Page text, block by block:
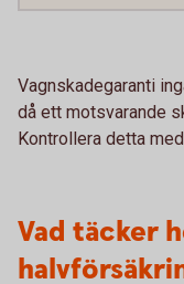
Vagnskadegaranti
då ett motsvarande
Kontrollera detta
Vad täcker